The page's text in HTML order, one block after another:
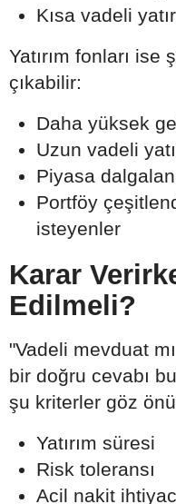
Kısa vadeli
Yatırım fonları ise
çıkabilir:
Daha yüksek
Uzun vadeli
Piyasa
Portföy
isteyenler
Karar
Edilmeli?
"Vadeli mevduat
bir doğru cevabı
şu kriterler göz
Yatırım süresi
Risk toleransı
Acil nakit